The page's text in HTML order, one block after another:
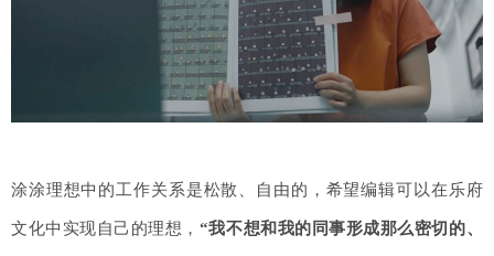
涂涂理想中的工作关系是松散、自由的，希望编辑可以在乐府
文化中实现自己的理想， “我不想和我的同事形成那么密切的、